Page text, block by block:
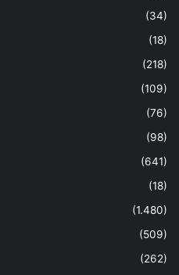
(34)
(18)
(218)
(109)
(76)
(98)
(641)
(18)
(1.480)
(509)
(262)